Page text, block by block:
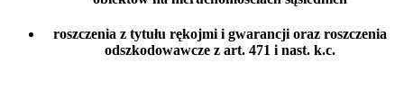
roszczenia z tytułu rękojmi i gwarancji oraz roszczenia
odszkodowawcze z art. 471 i nast. k.c.